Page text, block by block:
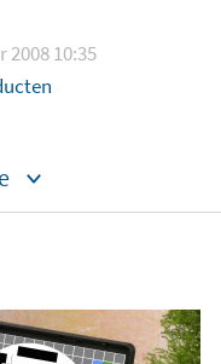
2008 10:35